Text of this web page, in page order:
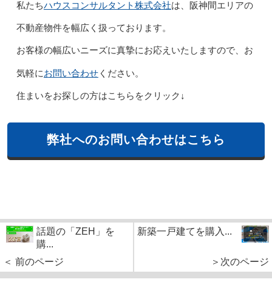
私たちハウスコンサルタント株式会社は、阪神間エリアの
不動産物件を幅広く扱っております。
お客様の幅広いニーズに真摯にお応えいたしますので、お
気軽にお問い合わせください。
住まいをお探しの方はこちらをクリック↓
弊社へのお問い合わせはこちら
話題の「ZEH」を
購...
＜ 前のページ
新築一戸建てを購入...
＞次のページ